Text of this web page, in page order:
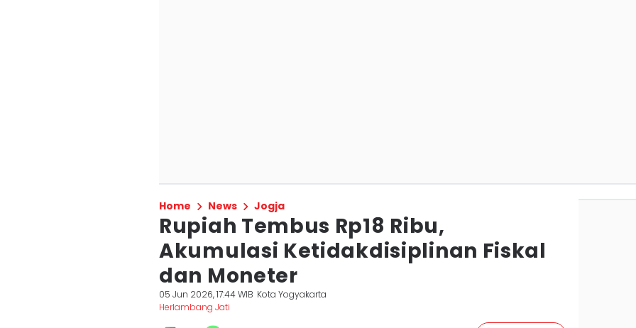
Home News Jogja
Rupiah Tembus Rp18 Ribu,
Akumulasi Ketidakdisiplinan Fiskal
dan Moneter
05 Jun 2026, 17:44 WIB Kota Yogyakarta
Herlambang Jati